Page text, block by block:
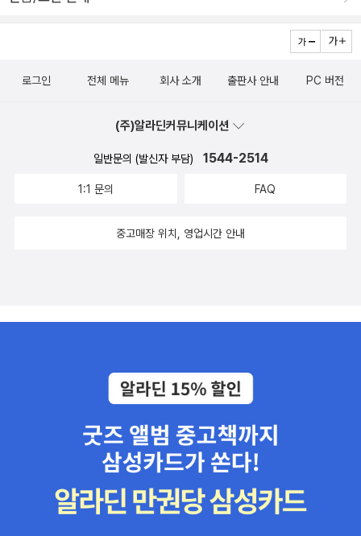
로마신화, 먼나라이웃나라, 내일은 발명왕, 내일은 실험왕, 삼국지 등
등 이미 다섯번을 넘게 읽은 만큼 만화를 좋아한다. 그렇기에 네컷만
화가 일단 접근성을 확 낮추어주었고, 아이에게도 뭐가 좋았냐고 묻
자성어도 재밌게 알게 되서 좋았다고, 이 책, 초등학교에 다니는 아이
로그인 전체 메뉴 회사 소개 출판사 안내 PC 버전
(주)알라딘커뮤니케이션
일반문의 (발신자 부담) 1544-2514
1:1 문의 FAQ
중고매장 위치, 영업시간 안내